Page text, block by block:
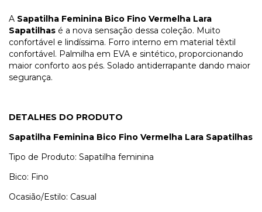
A Sapatilha Feminina Bico Fino Vermelha Lara
Sapatilhas é a nova sensação dessa coleção. Muito
confortável e lindíssima. Forro interno em material têxtil
confortável. Palmilha em EVA e sintético, proporcionando
maior conforto aos pés. Solado antiderrapante dando maior
segurança.
DETALHES DO PRODUTO
Sapatilha Feminina Bico Fino Vermelha Lara Sapatilhas
Tipo de Produto: Sapatilha feminina
Bico: Fino
Ocasião/Estilo: Casual